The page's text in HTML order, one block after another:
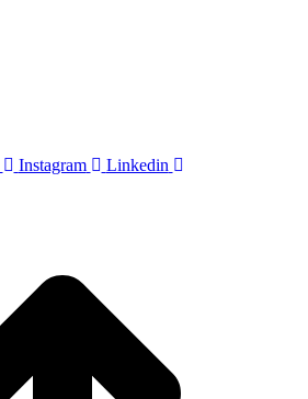
Instagram Linkedin